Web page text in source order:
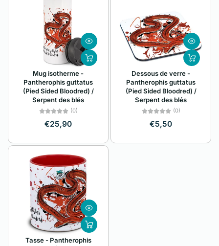
ancienne
Mug isotherme -
Pantherophis guttatus
(Pied Sided Bloodred) /
Serpent des blés
(0)
€25,90
Dessous de verre -
Pantherophis guttatus
(Pied Sided Bloodred) /
Serpent des blés
(0)
€5,50
Tasse - Pantherophis